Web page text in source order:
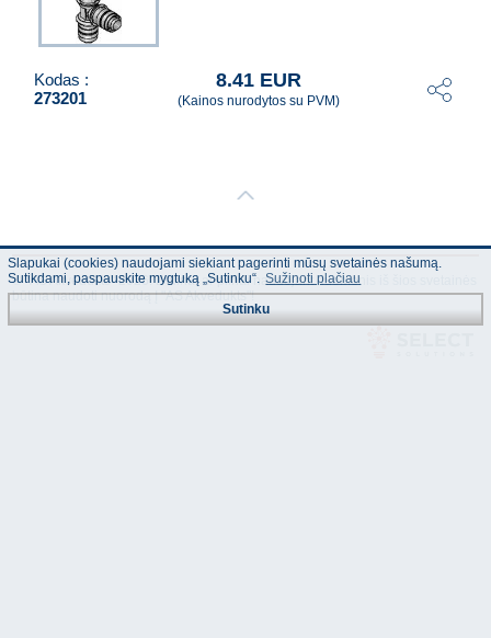
Kodas :
273201
8.41 EUR
(Kainos nurodytos su PVM)
© "AS Akvedukts" 2026. Dalinai ar pilnai naudojant duomenis iš šios svetainės
būtina naudoti nuorodą Į "AS Akvedukts"!
Slapukai (cookies) naudojami siekiant pagerinti mūsų svetainės našumą.
Sutikdami, paspauskite mygtuką „Sutinku“. Sužinoti plačiau
Sutinku